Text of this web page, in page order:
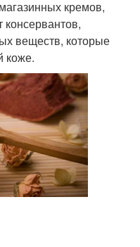
кремов,
веществ, которые
коже.